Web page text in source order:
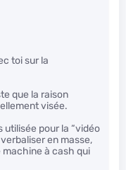
toi sur la
que la raison
visée.
utilisée pour la “vidéo
en masse,
à cash qui